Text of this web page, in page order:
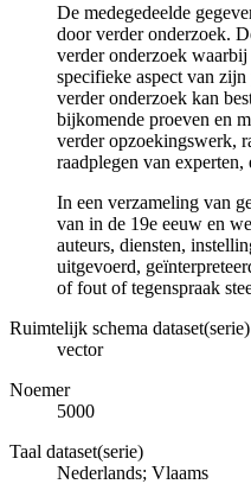
De medegedeelde
door verder onderzoek.
verder onderzoek
specifieke aspect van
verder onderzoek kan
bijkomende proeven en
verder opzoekingswerk,
raadplegen van experten,
In een verzameling van
van in de 19e eeuw en
auteurs, diensten,
uitgevoerd,
of fout of tegenspraak
Ruimtelijk schema dataset(serie)
vector
Noemer
5000
Taal dataset(serie)
Nederlands; Vlaams